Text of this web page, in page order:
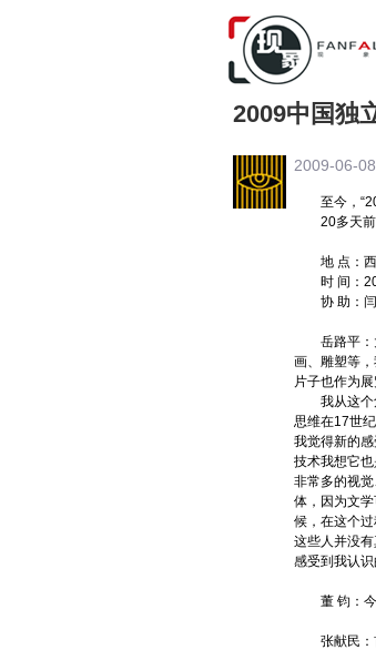
2009中国独
2009-06-
至今，
20多天前的
地 点：西
时 间：
协 助：闫
岳路平：大
画、雕塑等
片子也作为
我从这个角
思维在17世
我觉得新的
技术我想它
非常多的视
体，因为文
候，在这个
这些人并没
感受到我认识
董 钧：今
张献民：首